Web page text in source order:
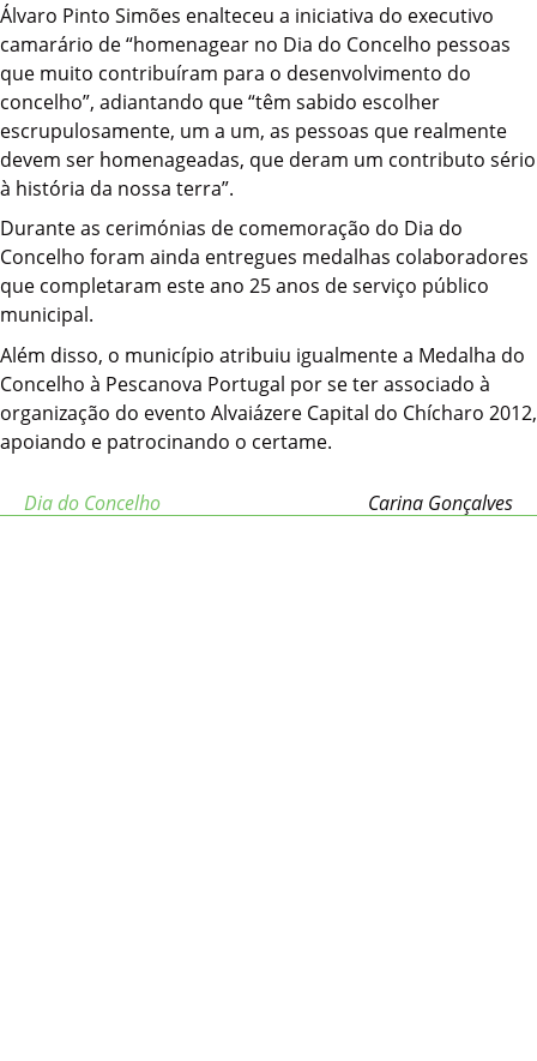
Álvaro Pinto Simões enalteceu a iniciativa do executivo
camarário de “homenagear no Dia do Concelho pessoas
que muito contribuíram para o desenvolvimento do
concelho”, adiantando que “têm sabido escolher
escrupulosamente, um a um, as pessoas que realmente
devem ser homenageadas, que deram um contributo sério
à história da nossa terra”.
Durante as cerimónias de comemoração do Dia do
Concelho foram ainda entregues medalhas colaboradores
que completaram este ano 25 anos de serviço público
municipal.
Além disso, o município atribuiu igualmente a Medalha do
Concelho à Pescanova Portugal por se ter associado à
organização do evento Alvaiázere Capital do Chícharo 2012,
apoiando e patrocinando o certame.
Dia do Concelho Carina Gonçalves